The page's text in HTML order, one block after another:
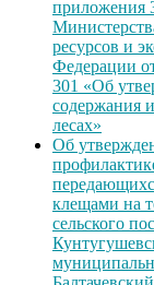
приложения
ресурсов и
Федерации
301 «Об
содержания
лесах»
Об
клещами на
сельского